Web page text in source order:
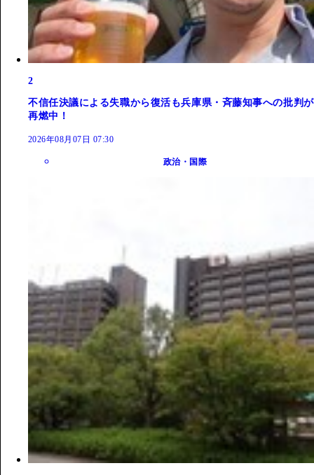
2
不信任決議による失職から復活も兵庫県・斉藤知事への批判が
再燃中！
2026年08月07日 07:30
政治・国際